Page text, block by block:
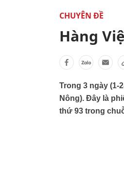
CHUYÊN ĐỀ
Hàng
Trong 3 ngày (1-
Nông). Đây là
thứ 93 trong